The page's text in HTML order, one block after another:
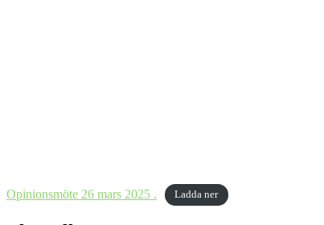
Opinionsmöte 26 mars 2025 . Ladda ner